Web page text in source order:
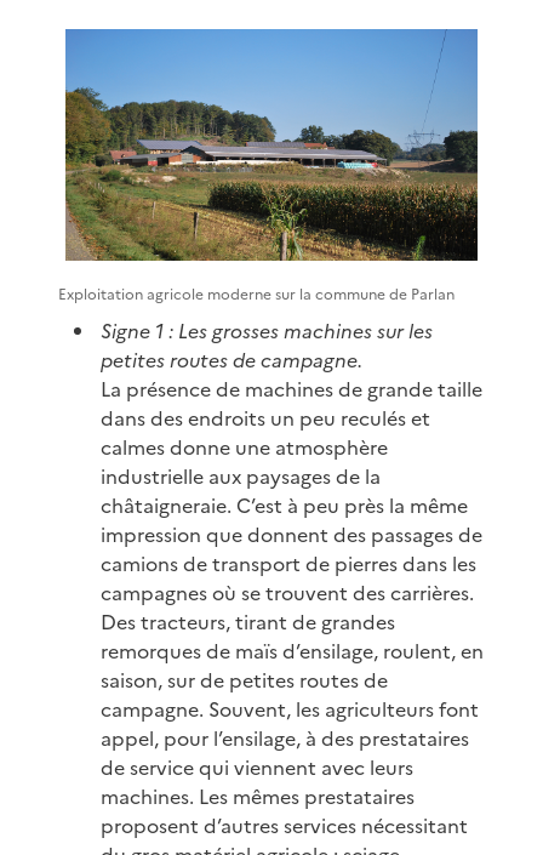
Exploitation agricole moderne sur la commune de Parlan
Signe 1 : Les grosses machines sur les
petites routes de campagne.
La présence de machines de grande taille
dans des endroits un peu reculés et
calmes donne une atmosphère
industrielle aux paysages de la
châtaigneraie. C’est à peu près la même
impression que donnent des passages de
camions de transport de pierres dans les
campagnes où se trouvent des carrières.
Des tracteurs, tirant de grandes
remorques de maïs d’ensilage, roulent, en
saison, sur de petites routes de
campagne. Souvent, les agriculteurs font
appel, pour l’ensilage, à des prestataires
de service qui viennent avec leurs
machines. Les mêmes prestataires
proposent d’autres services nécessitant